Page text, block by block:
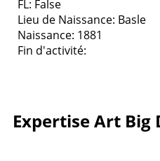
FL: False
Lieu de Naissance: Basle
Naissance: 1881
Fin d'activité:
Expertise Art Big